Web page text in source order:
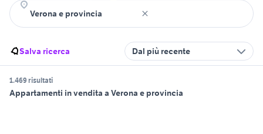
Salva ricerca Dal più recente
1.469 risultati
Appartamenti in vendita a Verona e provincia